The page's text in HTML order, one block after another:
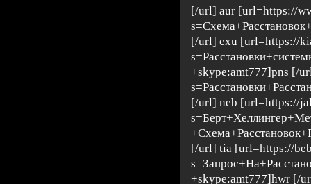
[/url] aur [url=https://
[/url] exu [url=https://
+skype:amt777]pns [/
[/url] neb [url=https://
[/url] tia [url=https://
+skype:amt777]hwr [/